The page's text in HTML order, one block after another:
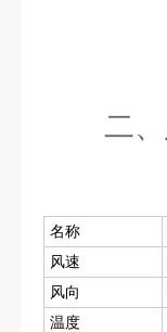
二、
名称
风速
风向
温度